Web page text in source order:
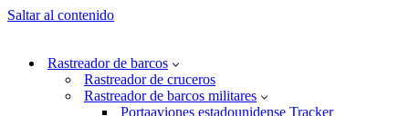
Saltar al contenido
Rastreador de barcos
Rastreador de cruceros
Rastreador de barcos militares
Portaaviones estadounidense Tracker